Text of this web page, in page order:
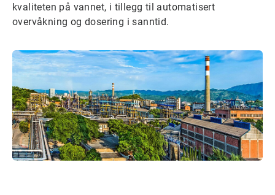
kvaliteten på vannet, i tillegg til automatisert
overvåkning og dosering i sanntid.